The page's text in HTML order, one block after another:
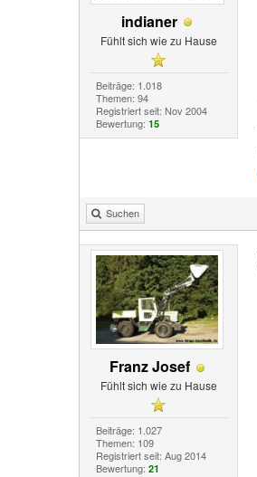
indianer
Fühlt sich wie zu Hause
Beiträge: 1.018
Themen: 94
Registriert seit: Nov 2004
Bewertung: 15
Suchen
Franz Josef
Fühlt sich wie zu Hause
Beiträge: 1.027
Themen: 109
Registriert seit: Aug 2014
Bewertung: 21